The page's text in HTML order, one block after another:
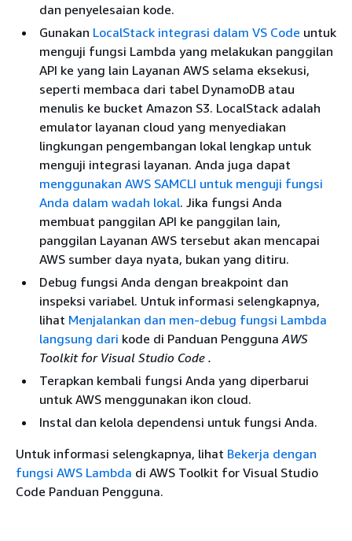
dan penyelesaian kode.
Gunakan LocalStack integrasi dalam VS Code untuk
menguji fungsi Lambda yang melakukan panggilan
API ke yang lain Layanan AWS selama eksekusi,
seperti membaca dari tabel DynamoDB atau
menulis ke bucket Amazon S3. LocalStack adalah
emulator layanan cloud yang menyediakan
lingkungan pengembangan lokal lengkap untuk
menguji integrasi layanan. Anda juga dapat
menggunakan AWS SAMCLI untuk menguji fungsi
Anda dalam wadah lokal. Jika fungsi Anda
membuat panggilan API ke panggilan lain,
panggilan Layanan AWS tersebut akan mencapai
AWS sumber daya nyata, bukan yang ditiru.
Debug fungsi Anda dengan breakpoint dan
inspeksi variabel. Untuk informasi selengkapnya,
lihat Menjalankan dan men-debug fungsi Lambda
langsung dari kode di Panduan PenggunaAWS
Toolkit for Visual Studio Code .
Terapkan kembali fungsi Anda yang diperbarui
untuk AWS menggunakan ikon cloud.
Instal dan kelola dependensi untuk fungsi Anda.
Untuk informasi selengkapnya, lihat Bekerja dengan
fungsi AWS Lambda di AWS Toolkit for Visual Studio
Code Panduan Pengguna.